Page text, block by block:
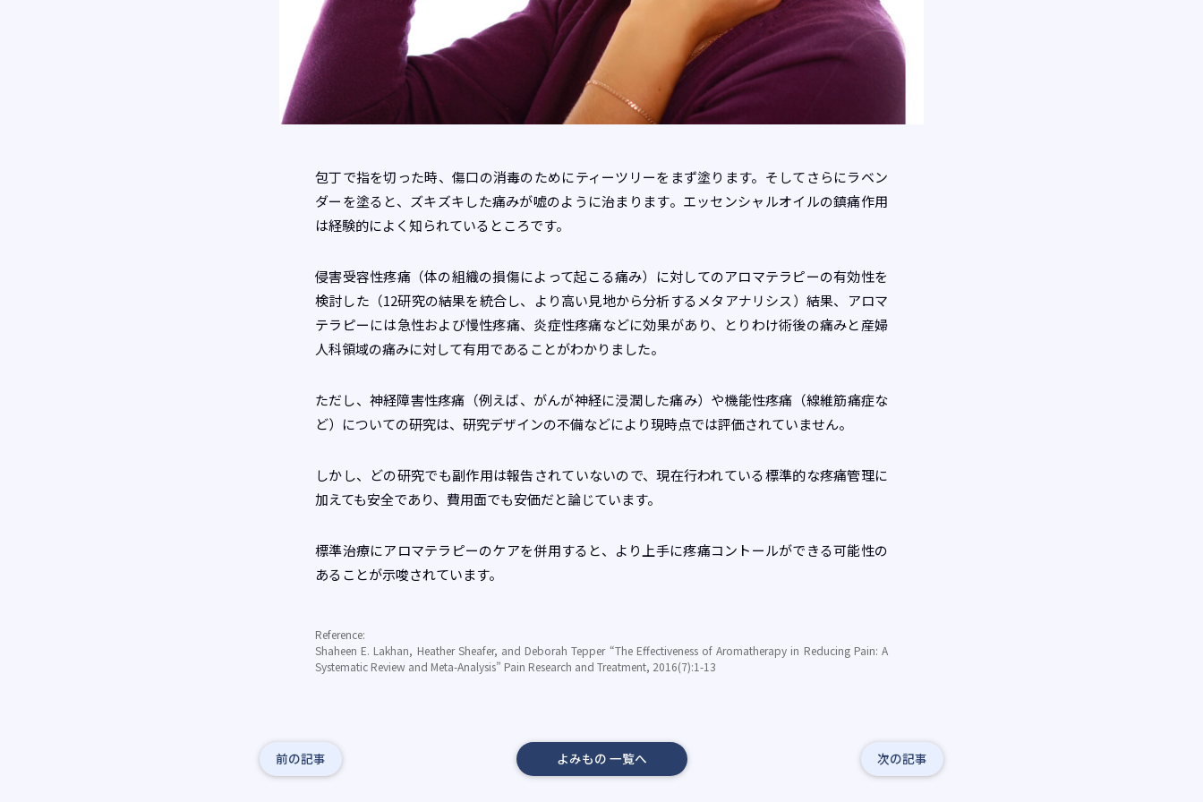
包丁で指を切った時、傷口の消毒のためにティーツリーをまず塗ります。そしてさらにラベン
ダーを塗ると、ズキズキした痛みが嘘のように治まります。エッセンシャルオイルの鎮痛作用
は経験的によく知られているところです。
侵害受容性疼痛（体の組織の損傷によって起こる痛み）に対してのアロマテラピーの有効性を
検討した（12研究の結果を統合し、より高い見地から分析するメタアナリシス）結果、アロマ
テラピーには急性および慢性疼痛、炎症性疼痛などに効果があり、とりわけ術後の痛みと産婦
人科領域の痛みに対して有用であることがわかりました。
ただし、神経障害性疼痛（例えば、がんが神経に浸潤した痛み）や機能性疼痛（線維筋痛症な
ど）についての研究は、研究デザインの不備などにより現時点では評価されていません。
しかし、どの研究でも副作用は報告されていないので、現在行われている標準的な疼痛管理に
加えても安全であり、費用面でも安価だと論じています。
標準治療にアロマテラピーのケアを併用すると、より上手に疼痛コントールができる可能性の
あることが示唆されています。
Reference:
Shaheen E. Lakhan, Heather Sheafer, and Deborah Tepper “The Effectiveness of Aromatherapy in Reducing Pain: A
Systematic Review and Meta-Analysis” Pain Research and Treatment, 2016(7):1-13
前の記事 よみもの 一覧へ 次の記事